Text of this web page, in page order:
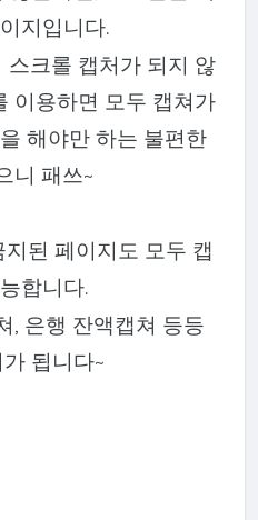
지입니다.
스크롤 캡처가 되지 않
이용하면 모두 캡쳐가
해야만 하는 불편한
니 패쓰~
된 페이지도 모두 캡
합니다.
, 은행 잔액캡쳐 등등
됩니다~